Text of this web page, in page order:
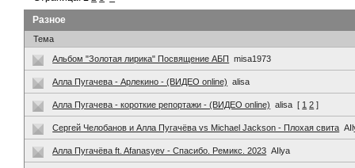
Разное
Тема
Альбом "Золотая лирика" Посвящение АБП misa1973
Алла Пугачева - Арлекино - (ВИДЕО online) alisa
Алла Пугачева - короткие репортажи - (ВИДЕО online) alisa [ 1 2 ]
Сергей Челобанов и Алла Пугачёва vs Michael Jackson - Плохая свита
Алла Пугачёва ft. Afanasyev - Спасибо. Ремикс. 2023 AIlya